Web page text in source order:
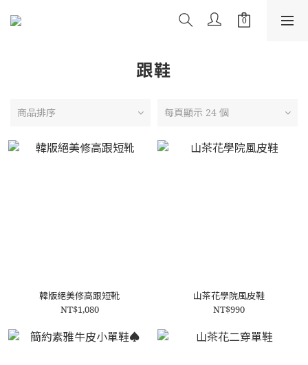
跟鞋
商品排序 每頁顯示 24 個
韓版絕美修高跟短靴
NT$1,080
山茶花學院風皮鞋
NT$990